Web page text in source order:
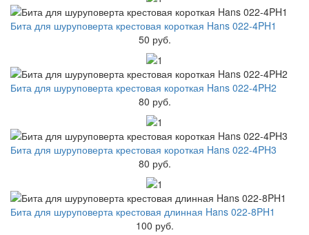
Бита для шуруповерта крестовая короткая Hans 022-4PH1
50 руб.
Бита для шуруповерта крестовая короткая Hans 022-4PH2
80 руб.
Бита для шуруповерта крестовая короткая Hans 022-4PH3
80 руб.
Бита для шуруповерта крестовая длинная Hans 022-8PH1
100 руб.